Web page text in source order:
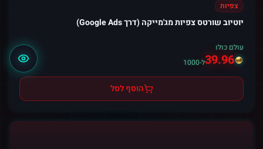
צפיות
יוטיוב שורטס צפיות מג'מייקה (דרך Google Ads)
עולם כולו
39.96ל-1000
הוסף לסל